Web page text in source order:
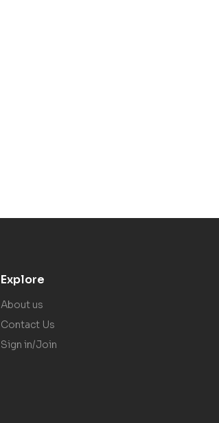
Explore
About us
Contact Us
Sign in/Join